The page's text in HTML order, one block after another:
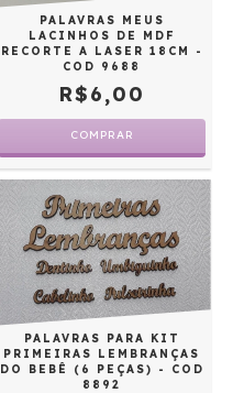
PALAVRAS MEUS
LACINHOS DE MDF
RECORTE A LASER 18CM -
COD 9688
R$6,00
COMPRAR
PALAVRAS PARA KIT
PRIMEIRAS LEMBRANÇAS
DO BEBÊ (6 PEÇAS) - COD
8892